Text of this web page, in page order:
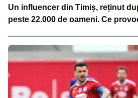
Un influencer din Timiș, reținut
peste 22.000 de oameni. Ce